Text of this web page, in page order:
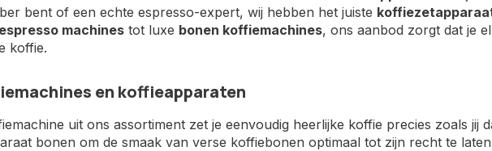
bent of een echte espresso-expert, wij hebben het juiste
machinestot luxe bonen koffiemachines, ons aanbod zorgt dat je
koffie.
en koffieapparaten
uit ons assortiment zet je eenvoudig heerlijke koffie precies zoals jij
bonen om de smaak van verse koffiebonen optimaal tot zijn recht te